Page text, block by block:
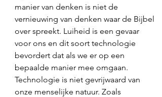
manier van denken is niet de
vernieuwing van denken waar de Bijbel
over spreekt. Luiheid is een gevaar
voor ons en dit soort technologie
bevordert dat als we er op een
bepaalde manier mee omgaan.
Technologie is niet gevrijwaard van
onze menselijke natuur. Zoals